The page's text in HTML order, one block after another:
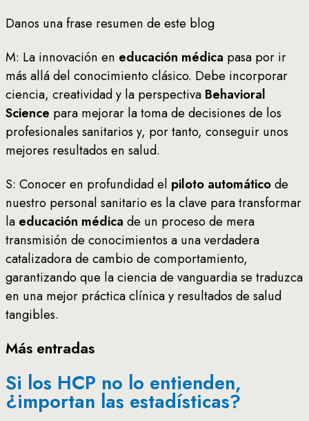
Danos una frase resumen de este blog
M: La innovación en educación médica pasa por ir
más allá del conocimiento clásico. Debe incorporar
ciencia, creatividad y la perspectiva Behavioral
Science para mejorar la toma de decisiones de los
profesionales sanitarios y, por tanto, conseguir unos
mejores resultados en salud.
S: Conocer en profundidad el piloto automáticode
nuestro personal sanitario es la clave para transformar
la educación médica de un proceso de mera
transmisión de conocimientos a una verdadera
catalizadora de cambio de comportamiento,
garantizando que la ciencia de vanguardia se traduzca
en una mejor práctica clínica y resultados de salud
tangibles.
Más entradas
Si los HCP no lo entienden,
¿importan las estadísticas?